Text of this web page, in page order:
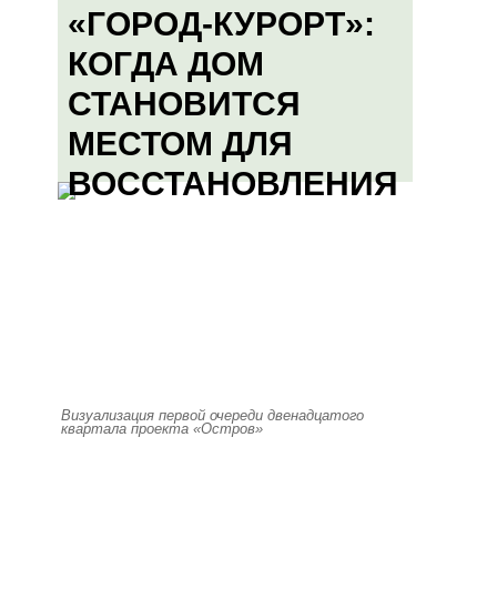
«ГОРОД-КУРОРТ»:
КОГДА ДОМ
СТАНОВИТСЯ
МЕСТОМ ДЛЯ
ВОССТАНОВЛЕНИЯ
Визуализация первой очереди двенадцатого
квартала проекта «Остров»